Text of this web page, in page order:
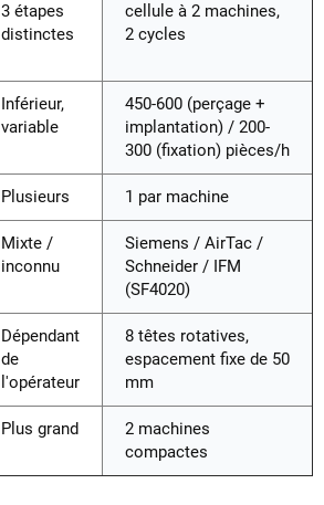
3 étapes
distinctes
cellule à 2 machines,
2 cycles
Inférieur,
variable
450-600 (perçage +
implantation) / 200-
300 (fixation) pièces/h
Plusieurs 1 par machine
Mixte /
inconnu
Siemens / AirTac /
Schneider / IFM
(SF4020)
Dépendant
de
l'opérateur
8 têtes rotatives,
espacement fixe de 50
mm
Plus grand
2 machines
compactes